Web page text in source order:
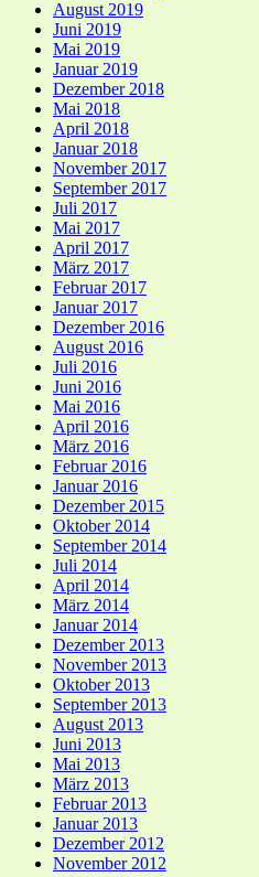
August 2019
Juni 2019
Mai 2019
Januar 2019
Dezember 2018
Mai 2018
April 2018
Januar 2018
November 2017
September 2017
Juli 2017
Mai 2017
April 2017
März 2017
Februar 2017
Januar 2017
Dezember 2016
August 2016
Juli 2016
Juni 2016
Mai 2016
April 2016
März 2016
Februar 2016
Januar 2016
Dezember 2015
Oktober 2014
September 2014
Juli 2014
April 2014
März 2014
Januar 2014
Dezember 2013
November 2013
Oktober 2013
September 2013
August 2013
Juni 2013
Mai 2013
März 2013
Februar 2013
Januar 2013
Dezember 2012
November 2012